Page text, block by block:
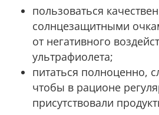
пользоваться
солнцезащитными
от негативного
ультрафиолета;
питаться полноценно,
чтобы в рационе
присутствовали